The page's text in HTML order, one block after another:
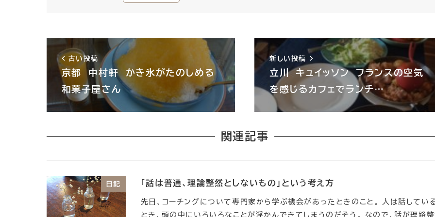
古い投稿
京都 中村軒 かき氷がたのしめる
和菓子屋さん
新しい投稿
立川 キュイッソン フランスの空気
を感じるカフェでランチ…
関連記事
日記 「話は普通、理論整然としないもの」という考え方
先日、コーチングについて専門家から学ぶ機会があったときのこと。 人は話してい
とき、頭の中にいろいろなことが浮かんできてしまうのだそう。 なので、話が理路